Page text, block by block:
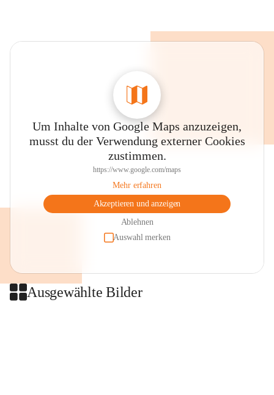
Um Inhalte von Google Maps anzuzeigen,
musst du der Verwendung externer Cookies
zustimmen.
https://www.google.com/maps
Mehr erfahren
Akzeptieren und anzeigen
Ablehnen
Auswahl merken
Ausgewählte Bilder